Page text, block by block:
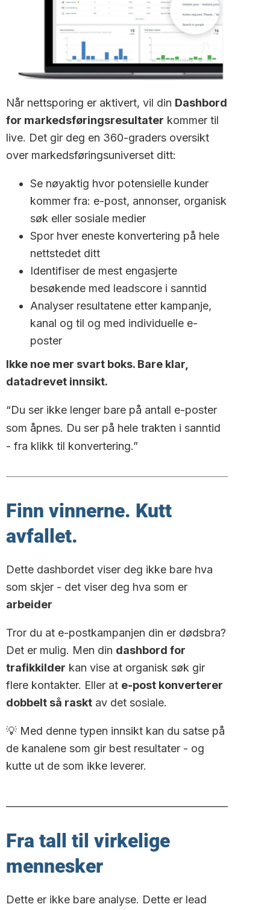
Når nettsporing er aktivert, vil din Dashbord
for markedsføringsresultater kommer til
live. Det gir deg en 360-graders oversikt
over markedsføringsuniverset ditt:
Se nøyaktig hvor potensielle kunder
kommer fra: e-post, annonser, organisk
søk eller sosiale medier
Spor hver eneste konvertering på hele
nettstedet ditt
Identifiser de mest engasjerte
besøkende med leadscore i sanntid
Analyser resultatene etter kampanje,
kanal og til og med individuelle e-
poster
Ikke noe mer svart boks. Bare klar,
datadrevet innsikt.
“Du ser ikke lenger bare på antall e-poster
som åpnes. Du ser på hele trakten i sanntid
- fra klikk til konvertering.”
Finn vinnerne. Kutt
avfallet.
Dette dashbordet viser deg ikke bare hva
som skjer - det viser deg hva som er
arbeider
Tror du at e-postkampanjen din er dødsbra?
Det er mulig. Men din dashbord for
trafikkilder kan vise at organisk søk gir
flere kontakter. Eller at e-post konverterer
dobbelt så raskt av det sosiale.
💡 Med denne typen innsikt kan du satse på
de kanalene som gir best resultater - og
kutte ut de som ikke leverer.
Fra tall til virkelige
mennesker
Dette er ikke bare analyse. Dette er lead